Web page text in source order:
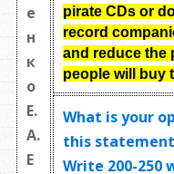
е
н
к
о
Е.
А.
Е
pirate CDs or
record
and reduce the
people will buy
What is your
this
Write 200-250